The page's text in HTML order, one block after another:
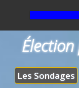
Les Sondages